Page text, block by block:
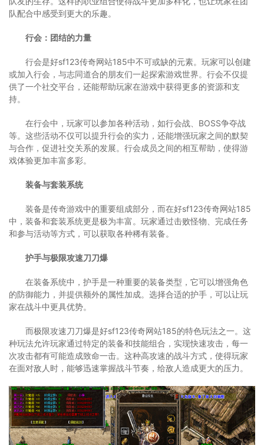
队配合中感受到更大的乐趣。
行会：团结的力量
行会是好sf123传奇网站185中不可或缺的元素。玩家可以创建
或加入行会，与志同道合的朋友们一起探索游戏世界。行会不仅提
供了一个社交平台，还能帮助玩家在游戏中获得更多的资源和支
持。
在行会中，玩家可以参加各种活动，如行会战、BOSS争夺战
等。这些活动不仅可以提升行会的实力，还能增强玩家之间的默契
与合作，促进社交关系的发展。行会成员之间的相互帮助，使得游
戏体验更加丰富多彩。
装备与套装系统
装备是传奇游戏中的重要组成部分，而在好sf123传奇网站185
中，装备和套装系统更是极为丰富。玩家通过击败怪物、完成任务
和参与活动等方式，可以获取各种稀有装备。
护手与极限攻速刀刀爆
在装备系统中，护手是一种重要的装备类型，它可以增强角色
的防御能力，并提供额外的属性加成。选择合适的护手，可以让玩
家在战斗中更具优势。
而极限攻速刀刀爆是好sf123传奇网站185的特色玩法之一。这
种玩法允许玩家通过特定的装备和技能组合，实现快速攻击，每一
次攻击都有可能造成致命一击。这种高攻速的战斗方式，使得玩家
在面对敌人时，能够迅速掌握战斗节奏，给敌人造成更大的压力。